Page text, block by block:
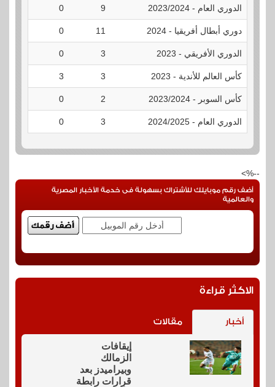
الدوري العام - 2023/2024 9
0
دوري أبطال أفريقيا - 2024 11
0
الدوري الأفريقي - 2023 3
0
كأس العالم للأندية - 2023 3
3
كأس السوبر - 2023/2024 2
0
الدوري العام - 2024/2025 3
0
--%>
أضف رقم موبايلك للأشتراك بسهولة فى خدمة الأخبار المصرية
والعالمية
الاكثر قراءة
أخبار مقالات
إيقافات
الزمالك
وبيراميدز بعد
قرارات رابطة